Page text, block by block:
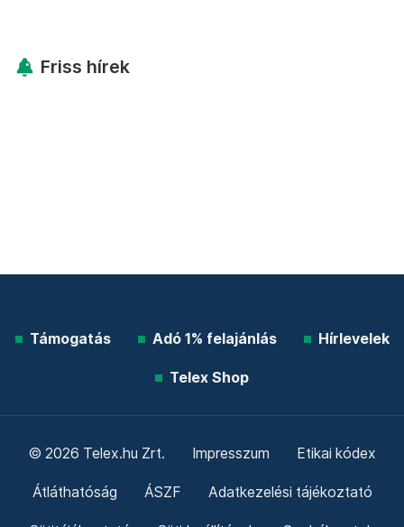
Friss hírek
Támogatás Adó 1% felajánlás Hírlevelek
Telex Shop
© 2026 Telex.hu Zrt. Impresszum Etikai kódex
Átláthatóság ÁSZF Adatkezelési tájékoztató